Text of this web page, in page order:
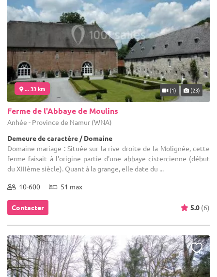
... 33 km (1) (23)
Ferme de l'Abbaye de Moulins
Anhée - Province de Namur (WNA)
Demeure de caractère / Domaine
Domaine mariage : Située sur la rive droite de la Molignée, cette
ferme faisait à l'origine partie d'une abbaye cistercienne (début
du XIIIème siècle). Quant à la grange, elle date du ...
10-600 51 max
Contacter 5.0 (6)